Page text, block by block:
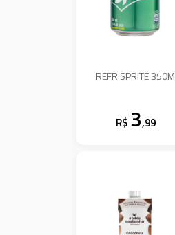
REFR SPRITE 350M
R$ 3,99